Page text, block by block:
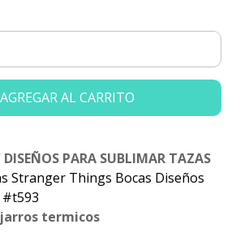
AGREGAR AL CARRITO
PARA SUBLIMAR TAZAS
Stranger Things Bocas Diseños
#t593
termicos